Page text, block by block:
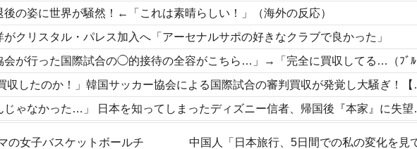
後の姿に世界が騒然！←「これは素晴らしい！」（海外の反応）
がクリスタル・パレス加入へ「アーセナルサポの好きなクラブで良かった」
行った国際試合の◯的接待の全容がこちら…」→「完全に買収してる…（ﾌﾞﾙﾌﾞﾙ」＝韓国の反
たのか！」韓国サッカー協会による国際試合の審判買収が発覚し大騒ぎ！【海外の反応】
なかった…」 日本を知ってしまったディズニー信者、帰国後『本家』に失望する事態に
の女子バスケットボールチ
中国人「日本旅行、5日間での私の変化を見